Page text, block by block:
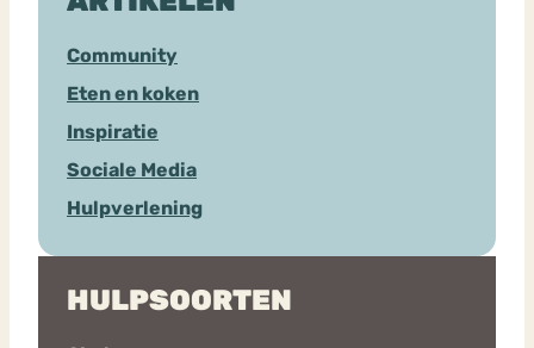
Community
Eten en koken
Inspiratie
Sociale Media
Hulpverlening
HULPSOORTEN